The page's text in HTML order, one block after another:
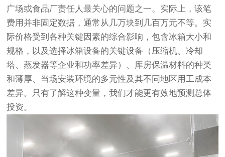
广场或食品厂责任人最关心的问题之一。实际上，该笔
费用并非固定数据，通常从几万块到几百万元不等。实
际价格受到各种关键因素的综合影响，包含冰箱大小和
规格，以及选择冰箱设备的关键设备（压缩机、冷却
塔、蒸发器等企业和功率差异）、库房保温材料的种类
和薄厚、当场安装环境的多元性及其不同地区用工成本
差异。只有了解这种变量，我们才能更有效地预测总体
投资。